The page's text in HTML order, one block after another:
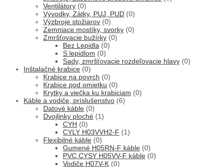
Ventilátory (0)
Vývodky, Zátky, PUJ, PUD (0)
Výzbroje stožiarov (0)
Zemniace mostíky, svorky (0)
Zmršťovacie bužírky (0)
Bez Lepidla (0)
S lepidlom (0)
Sady, zmršťovacie rozdeľovacie hlavy (0)
Inštalačné krabice (0)
Krabice na povrch (0)
Krabice pod omietku (0)
Krytky a viečka ku krabiciam (0)
Káble a vodiče, príslušenstvo (6)
Datové káble (0)
Dvojlinky ploché (1)
CYH (0)
CYLY H03VVH2-F (1)
Flexibilné káble (0)
Gumené H05RN-F káble (0)
PVC CYSY H05VV-F káble (0)
Vodiče H07V-K (0)